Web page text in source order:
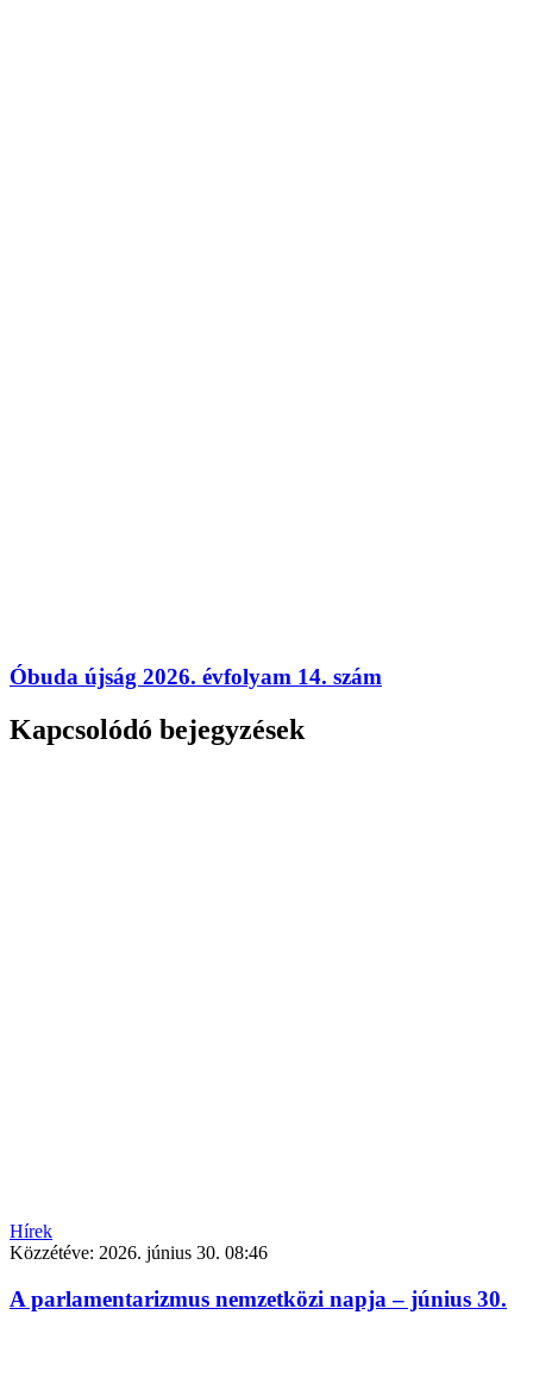
Óbuda újság 2026. évfolyam 14. szám
Kapcsolódó bejegyzések
Hírek
Közzétéve: 2026. június 30. 08:46
A parlamentarizmus nemzetközi napja – június 30.